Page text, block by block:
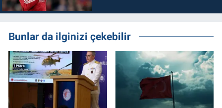
Bunlar da ilginizi çekebilir